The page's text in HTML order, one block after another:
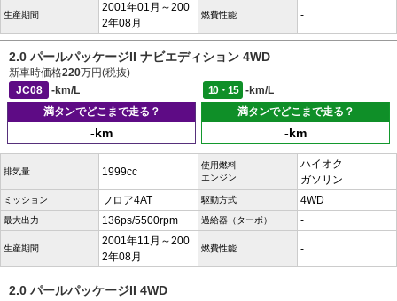
生産期間
2001年01月～200
2年08月
燃費性能 -
2.0 パールパッケージII ナビエディション 4WD
新車時価格220万円(税抜)
JC08
-km/L 10・15
-km/L
満タンでどこまで走る？
-km
満タンでどこまで走る？
-km
排気量 1999cc
使用燃料
エンジン
ハイオク
ガソリン
ミッション フロア4AT 駆動方式 4WD
最大出力 136ps/5500rpm 過給器（ターボ） -
生産期間
2001年11月～200
2年08月
燃費性能 -
2.0 パールパッケージII 4WD